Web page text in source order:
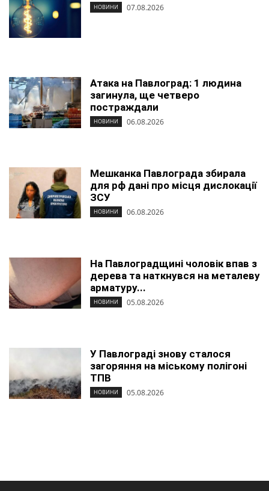
НОВИНИ 07.08.2026
Атака на Павлоград: 1 людина
загинула, ще четверо
постраждали
НОВИНИ 06.08.2026
Мешканка Павлограда збирала
для рф дані про місця дислокації
ЗСУ
НОВИНИ 06.08.2026
На Павлоградщині чоловік впав з
дерева та наткнувся на металеву
арматуру...
НОВИНИ 05.08.2026
У Павлограді знову сталося
загоряння на міському полігоні
ТПВ
НОВИНИ 05.08.2026